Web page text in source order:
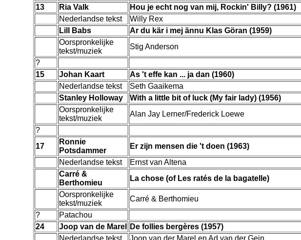
13
Ria Valk
Hou je echt nog van mij, Rockin' Billy? (1961)
Nederlandse tekst
Willy Rex
Lill Babs
Ar du kär i mej ännu Klas Göran (1959)
Oorspronkelijke
tekst/muziek
Stig Anderson
?
15
Johan Kaart
As 't effe kan ... ja dan (1960)
Nederlandse tekst
Seth Gaaikema
Stanley Holloway
With a little bit of luck (My fair lady) (1956)
Oorspronkelijke
tekst/muziek
Alan Jay Lerner/Frederick Loewe
?
17
Ronnie
Potsdammer
Er zijn mensen die 't doen (1963)
Nederlandse tekst
Ernst van Altena
Carré &
Berthomieu
La chose (of Les ratés de la bagatelle)
Oorspronkelijke
tekst/muziek
Carré & Berthomieu
?
Patachou
24
Joop van de Marel
De follies bergères (1957)
Nederlandse tekst
Joop van der Marel en Ad van der Gein